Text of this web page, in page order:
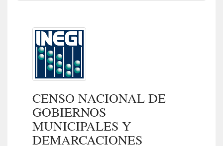
CENSO NACIONAL DE
GOBIERNOS
MUNICIPALES Y
DEMARCACIONES